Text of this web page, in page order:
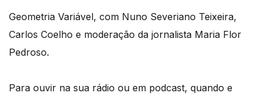
Geometria Variável, com Nuno Severiano Teixeira,
Carlos Coelho e moderação da jornalista Maria Flor
Pedroso.
Para ouvir na sua rádio ou em podcast, quando e